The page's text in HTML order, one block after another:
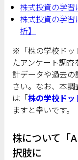
株式投資の学習
株式投資の学
析】
※「株の学校ドッ
たアンケート調
計データや過去
さい。なお、本
は「株の学校ドッ
ますと幸いです。
株について「
択肢に